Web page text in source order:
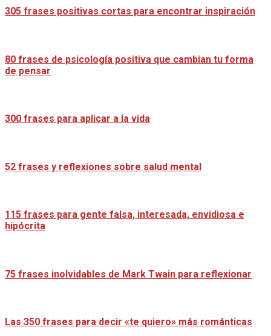
305 frases positivas cortas para encontrar inspiración
80 frases de psicología positiva que cambian tu forma
de pensar
300 frases para aplicar a la vida
52 frases y reflexiones sobre salud mental
115 frases para gente falsa, interesada, envidiosa e
hipócrita
75 frases inolvidables de Mark Twain para reflexionar
Las 350 frases para decir «te quiero» más románticas